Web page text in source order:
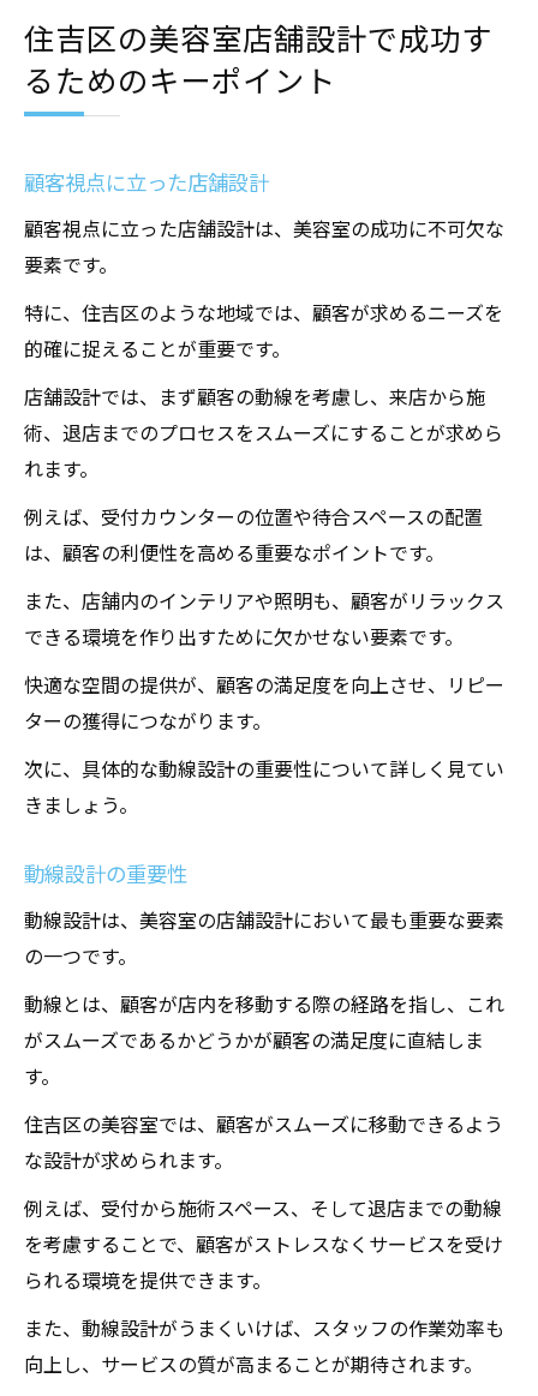
地域特性を反映したデザイン
理想の美容空間を実現するための店舗設計の秘
トータルコンセプトの設定
ブランディングを意識したデザイン
住吉区での美容室店舗設計における最新トレン
ド
自然素材の活用
多目的スペースの設計
リラックス空間の強化
地元アーティストとのコラボレーション
おしゃれで機能的な店舗設計が住吉区の美容室
を変える
洗練されたインテリアデザイン
美容と癒しを提供する空間作り
店舗視覚アイデンティティの強化
住吉区の美容室に最適な店舗設計の具体例
和風テイストを取り入れた店舗
リラックスできる空間作りの実例
地域文化を反映した店舗デザイン
店舗設計が住吉区の美容室に与える影響とその
重要性
住吉区の美容室店舗設計で成功す
るためのキーポイント
顧客視点に立った店舗設計
顧客視点に立った店舗設計は、美容室の成功に不可欠な
要素です。
特に、住吉区のような地域では、顧客が求めるニーズを
的確に捉えることが重要です。
店舗設計では、まず顧客の動線を考慮し、来店から施
術、退店までのプロセスをスムーズにすることが求めら
れます。
例えば、受付カウンターの位置や待合スペースの配置
は、顧客の利便性を高める重要なポイントです。
また、店舗内のインテリアや照明も、顧客がリラックス
できる環境を作り出すために欠かせない要素です。
快適な空間の提供が、顧客の満足度を向上させ、リピー
ターの獲得につながります。
次に、具体的な動線設計の重要性について詳しく見てい
きましょう。
動線設計の重要性
動線設計は、美容室の店舗設計において最も重要な要素
の一つです。
動線とは、顧客が店内を移動する際の経路を指し、これ
がスムーズであるかどうかが顧客の満足度に直結しま
す。
住吉区の美容室では、顧客がスムーズに移動できるよう
な設計が求められます。
例えば、受付から施術スペース、そして退店までの動線
を考慮することで、顧客がストレスなくサービスを受け
られる環境を提供できます。
また、動線設計がうまくいけば、スタッフの作業効率も
向上し、サービスの質が高まることが期待されます。